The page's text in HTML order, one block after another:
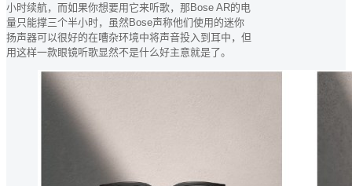
小时续航，而如果你想要用它来听歌，那Bose AR的电
量只能撑三个半小时，虽然Bose声称他们使用的迷你
扬声器可以很好的在嘈杂环境中将声音投入到耳中，但
用这样一款眼镜听歌显然不是什么好主意就是了。